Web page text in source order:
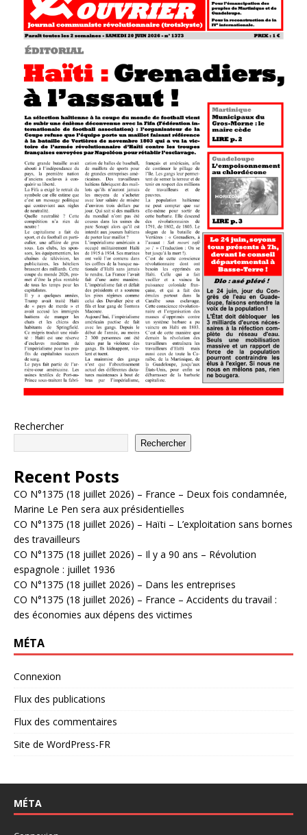
Rechercher
Rechercher
Recent Posts
CO N°1375 (18 juillet 2026) – France – Deux fois condamnée,
Marine Le Pen sera aux présidentielles
CO N°1375 (18 juillet 2026) – Haïti – L’exploitation sans bornes
des travailleurs
CO N°1375 (18 juillet 2026) – Il y a 90 ans – Révolution
espagnole : juillet 1936
CO N°1375 (18 juillet 2026) – Dans les entreprises
CO N°1375 (18 juillet 2026) – France – Accidents du travail :
des économies aux dépens des victimes
MÉTA
Connexion
Flux des publications
Flux des commentaires
Site de WordPress-FR
MÉTA